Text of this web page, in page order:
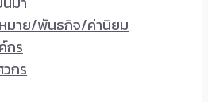
มาย/พันธกิจ/ค่านิยม
กร
กร